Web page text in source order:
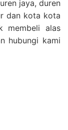
jaya, duren
dan kota kota
membeli alas
hubungi kami